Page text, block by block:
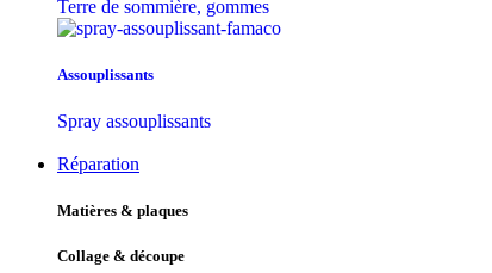
Terre de sommière, gommes
Assouplissants
Spray assouplissants
Réparation
Matières & plaques
Collage & découpe